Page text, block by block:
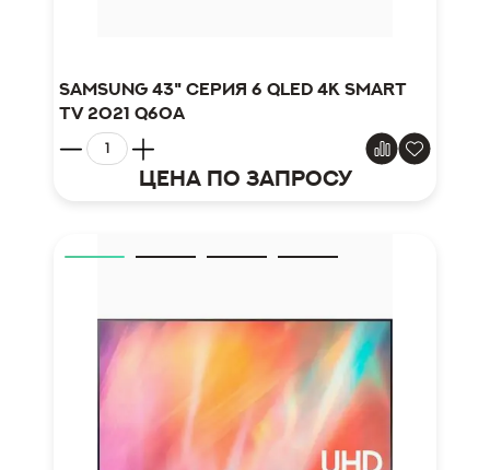
Samsung 43" серия 6 QLED 4K Smart
TV 2021 Q60A
Цена по запросу